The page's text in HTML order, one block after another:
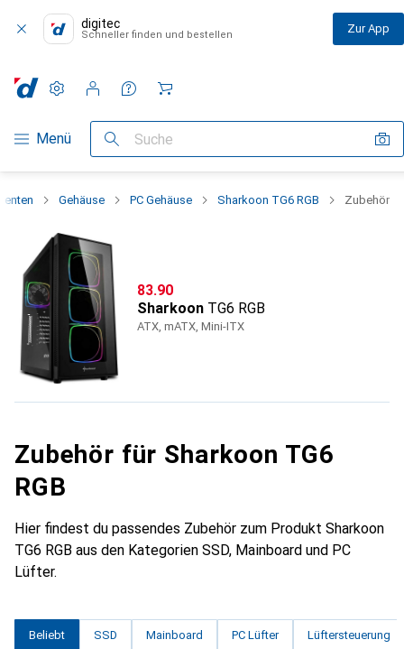
digitec
Schneller finden und bestellen Zur App
Navigation nach Kategorien
Menü Suche
Einstellungen
Kundenkonto
Vergleichslisten
Merklisten
Warenkorb
Gehäuse PC Gehäuse Sharkoon TG6 RGB Zubehör
CHF
83.90
Sharkoon TG6 RGB
ATX, mATX, Mini-ITX
Zubehör für Sharkoon TG6
RGB
Hier findest du passendes Zubehör zum Produkt Sharkoon
TG6 RGB aus den Kategorien SSD, Mainboard und PC
Lüfter.
Beliebt SSD Mainboard PC Lüfter Lüftersteuerung